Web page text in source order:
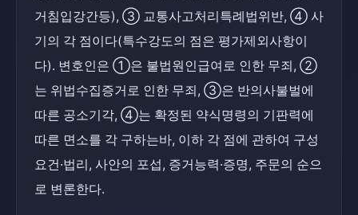
거침입강간등), ③ 교통사고처리특례법위반, ④ 사
기의 각 점이다(특수강도의 점은 평가제외사항이
다). 변호인은 ①은 불법원인급여로 인한 무죄, ②
는 위법수집증거로 인한 무죄, ③은 반의사불벌에
따른 공소기각, ④는 확정된 약식명령의 기판력에
따른 면소를 각 구하는바, 이하 각 점에 관하여 구성
요건·법리, 사안의 포섭, 증거능력·증명, 주문의 순으
로 변론한다.